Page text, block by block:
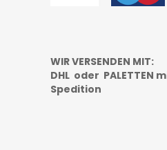
WIR VERSENDEN MIT:
DHL oder PALETTEN
Spedition